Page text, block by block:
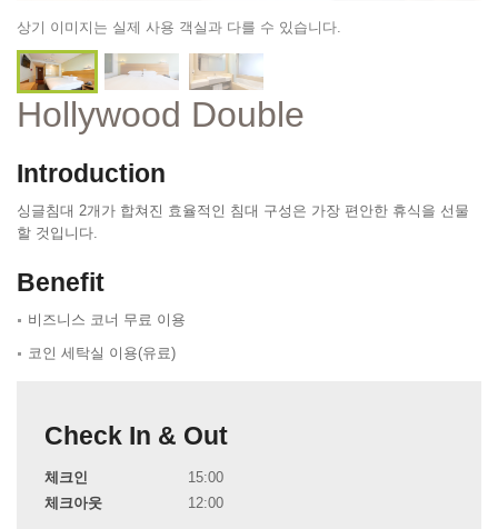
상기 이미지는 실제 사용 객실과 다를 수 있습니다.
Hollywood Double
Introduction
싱글침대 2개가 합쳐진 효율적인 침대 구성은 가장 편안한 휴식을 선물
할 것입니다.
Benefit
비즈니스 코너 무료 이용
코인 세탁실 이용(유료)
Check In & Out
체크인
15:00
체크아웃
12:00